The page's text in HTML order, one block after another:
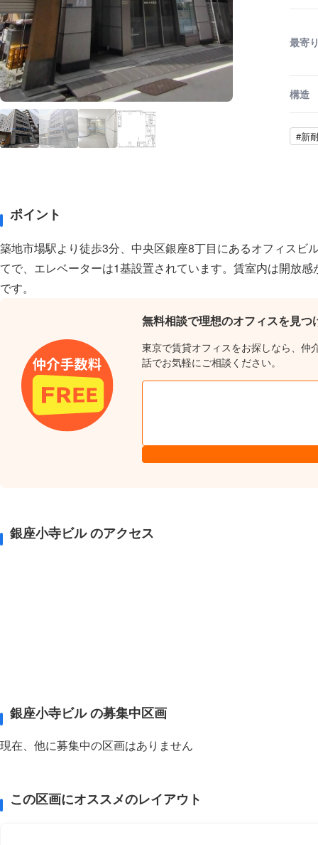
最寄
構造
#新
ポイント
築地市場駅より徒歩3分、中央区銀座8丁目にあるオフィス
てで、エレベーターは1基設置されています。賃室内は開放
です。
無料相談で理想のオフィスを見つ
東京で賃貸オフィスをお探しなら、仲
話でお気軽にご相談ください。
銀座小寺ビル のアクセス
銀座小寺ビル の募集中区画
現在、他に募集中の区画はありません
この区画にオススメのレイアウト